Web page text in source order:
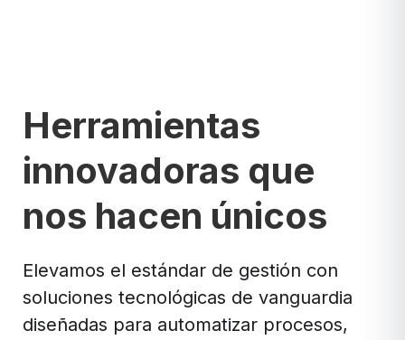
Herramientas
innovadoras que
nos hacen únicos
Elevamos el estándar de gestión con
soluciones tecnológicas de vanguardia
diseñadas para automatizar procesos,